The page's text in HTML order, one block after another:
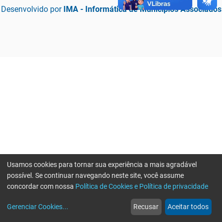
Desenvolvido por IMA - Informática de Municípios Associados
web
Notícias
more_horiz
Mais
Usamos cookies para tornar sua experiência a mais agradável
possível. Se continuar navegando neste site, você assume
concordar com nossa Política de Cookies e Política de privacidade
Gerenciar Cookies... Recusar Aceitar todos
Erro ao enviar informações, por favor tente novamente